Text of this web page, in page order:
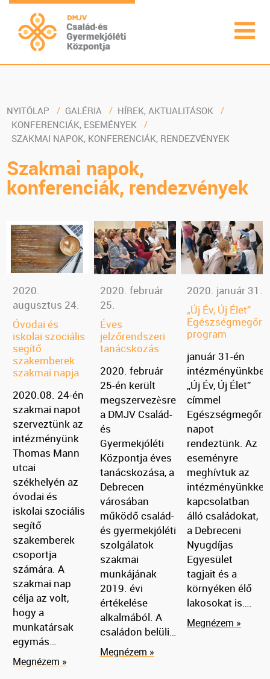
NYITÓLAP GALÉRIA
HÍREK, AKTUALITÁSOK
KONFERENCIÁK, ESEMÉNYEK
SZAKMAI NAPOK, KONFERENCIÁK, RENDEZVÉNYEK
Szakmai napok,
konferenciák, rendezvények
2020.
augusztus 24.
Óvodai és
iskolai szociális
segítő
szakemberek
szakmai napja
2020.08. 24-én
szakmai napot
szerveztünk az
intézményünk
Thomas Mann
utcai
székhelyén az
óvodai és
iskolai szociális
segítő
szakemberek
csoportja
számára. A
szakmai nap
célja az volt,
hogy a
munkatársak
egymás…
Megnézem »
2020. február
25.
Éves
jelzőrendszeri
tanácskozás
2020. február
25-én került
megszervezèsre
a DMJV Család-
és
Gyermekjóléti
Központja éves
tanácskozása, a
Debrecen
városában
működő család-
és gyermekjóléti
szolgálatok
szakmai
munkájának
2019. évi
értékelése
alkalmából. A
családon belüli…
Megnézem »
2020. január 31.
„Új Év, Új Élet”
program
január 31-én
,,Új Év, Új Élet”
címmel
napot
rendeztünk. Az
eseményre
meghívtuk az
intézményünkkel
kapcsolatban
álló családokat,
a Debreceni
Nyugdíjas
Egyesület
tagjait és a
környéken élő
lakosokat is….
Megnézem »